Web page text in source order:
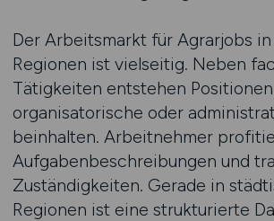
Der Arbeitsmarkt für Agrarjobs
Regionen ist vielseitig. Neben
Tätigkeiten entstehen
organisatorische oder
beinhalten. Arbeitnehmer
Aufgabenbeschreibungen und
Zuständigkeiten. Gerade in
Regionen ist eine strukturierte